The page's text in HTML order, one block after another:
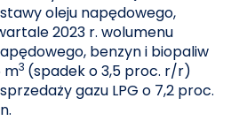
oleju napędowego,
2023 r. wolumenu
benzyn i biopaliw
m3 (spadek o 3,5 proc. r/r)
gazu LPG o 7,2 proc.